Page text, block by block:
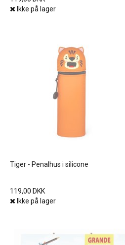
Ikke på lager
Tiger - Penalhus i silicone
119,00 DKK
Ikke på lager